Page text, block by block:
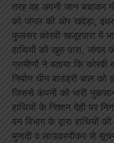
तरह वह अपनी जान बचाकर
को जंगल की ओर खदेड़ा, इधर
फुलसर कोरवी खजूरपारा में
हाथियों को खुरु पारा,
ग्रामीणों ने बताया कि
निर्माण धीन बाउंड्री बाल
जिससे कंपनी को भारी
हाथियों के निशान देही पर
वन विभाग के द्वारा हाथियों
मुनादी व लाउडस्पीकर से